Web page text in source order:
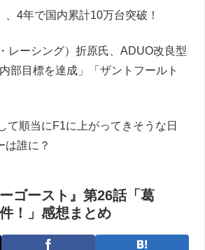
、4年で国内累計10万台突破！
レーシング）折原氏、ADUO改良型
部目標を達成」「ザントフールト
て順当にF1に上がってきそうな日
は誰に？
ゴースト』第26話「葛
！」感想まとめ